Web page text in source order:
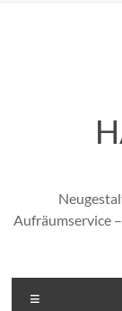
Aufräumservice